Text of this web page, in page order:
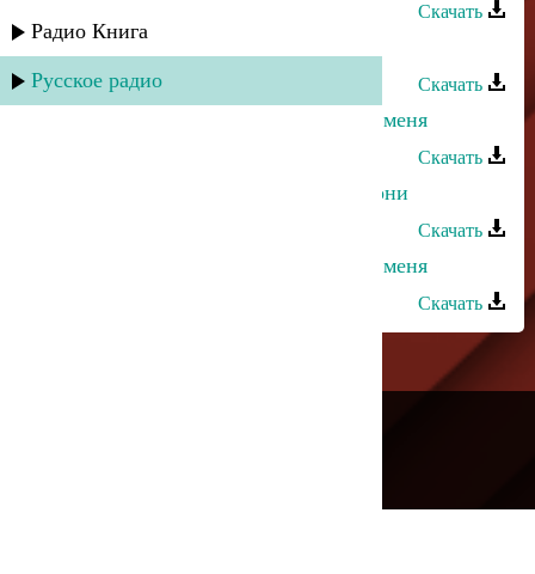
Радио Книга
Русское радио
Скачать
Заирбек Ордашев - Обними меня
Скачать
Апанди Исмаилгаджиев - Обними меня
Скачать
Кристина Азизханова - Меня не гони
Скачать
Ульзана Максудова - Посмотри на меня
Скачать